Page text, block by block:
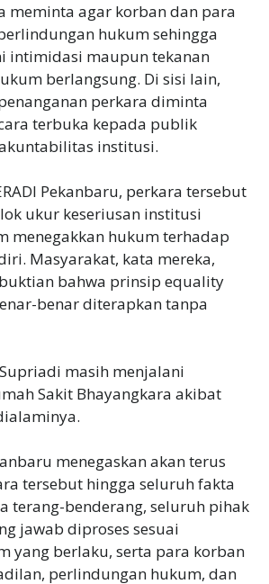
meminta agar korban dan para
hukum sehingga
intimidasi maupun tekanan
berlangsung. Di sisi lain,
perkara diminta
terbuka kepada publik
institusi.
Pekanbaru, perkara tersebut
ukur keseriusan institusi
menegakkan hukum terhadap
Masyarakat, kata mereka,
bahwa prinsip equality
benar diterapkan tanpa
masih menjalani
Sakit Bhayangkara akibat
menegaskan akan terus
tersebut hingga seluruh fakta
terang-benderang, seluruh pihak
jawab diproses sesuai
yang berlaku, serta para korban
perlindungan hukum, dan